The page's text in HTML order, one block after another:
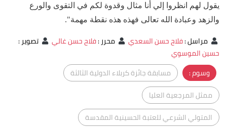
يقول لهم انظروا إلي أنا مثال وقدوة لكم في التقوى والورع
والزهد وعبادة الله تعالى فهذه هذه نقطة مهمة".
مراسل:فلاح حسن السعدي محرر:فلاح حسن غالي تصوير:
حسين الموسوي
وسوم :
مسابقة جائزة كربلاء الدولية الثالثة
ممثل المرجعية العليا
المتولي الشرعي للعتبة الحسينية المقدسة